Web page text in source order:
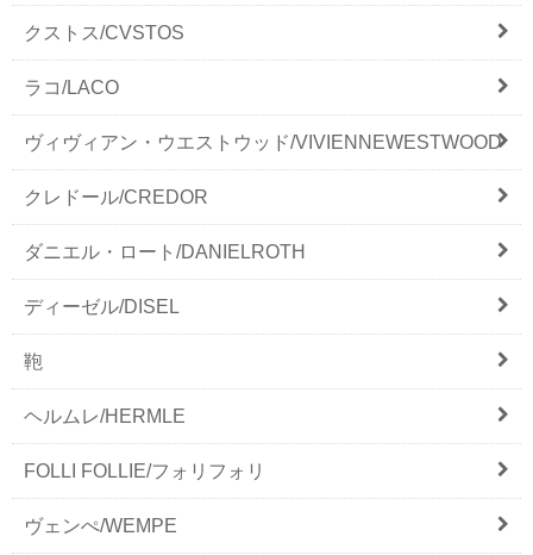
クストス/CVSTOS
ラコ/LACO
ヴィヴィアン・ウエストウッド/VIVIENNEWESTWOOD
クレドール/CREDOR
ダニエル・ロート/DANIELROTH
ディーゼル/DISEL
鞄
ヘルムレ/HERMLE
FOLLI FOLLIE/フォリフォリ
ヴェンぺ/WEMPE